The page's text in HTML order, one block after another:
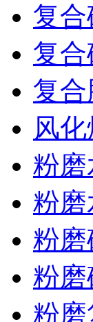
复
复
复
风
粉
粉磨
粉
粉
粉